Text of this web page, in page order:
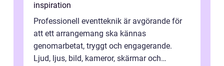
inspiration
Professionell eventteknik är avgörande för
att ett arrangemang ska kännas
genomarbetat, tryggt och engagerande.
Ljud, ljus, bild, kameror, skärmar och